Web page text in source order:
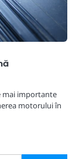
mai importante
motorului în